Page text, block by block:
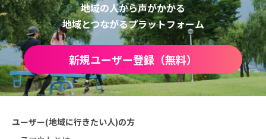
地域の人から声がかかる
地域とつながるプラットフォーム
新規ユーザー登録（無料）
ユーザー(地域に行きたい人)の方